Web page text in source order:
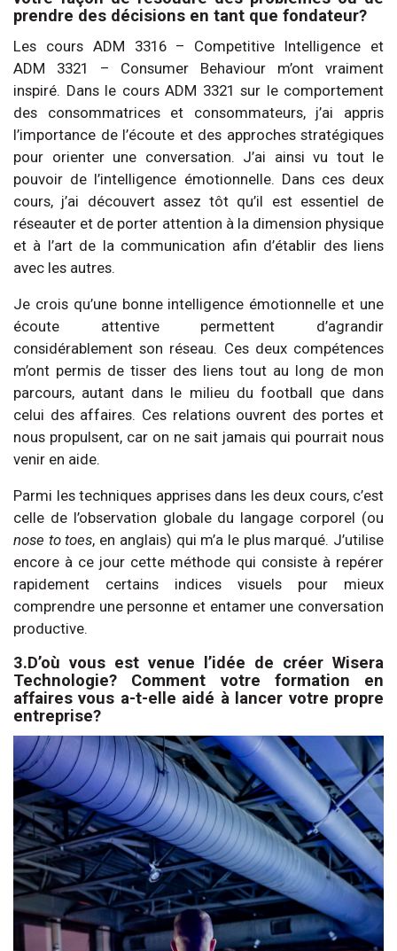
prendre des décisions en tant que fondateur?
Les cours ADM 3316 – Competitive Intelligence et
ADM 3321 – Consumer Behaviour m’ont vraiment
inspiré. Dans le cours ADM 3321 sur le comportement
des consommatrices et consommateurs, j’ai appris
l’importance de l’écoute et des approches stratégiques
pour orienter une conversation. J’ai ainsi vu tout le
pouvoir de l’intelligence émotionnelle. Dans ces deux
cours, j’ai découvert assez tôt qu’il est essentiel de
réseauter et de porter attention à la dimension physique
et à l’art de la communication afin d’établir des liens
avec les autres.
Je crois qu’une bonne intelligence émotionnelle et une
écoute attentive permettent d’agrandir
considérablement son réseau. Ces deux compétences
m’ont permis de tisser des liens tout au long de mon
parcours, autant dans le milieu du football que dans
celui des affaires. Ces relations ouvrent des portes et
nous propulsent, car on ne sait jamais qui pourrait nous
venir en aide.
Parmi les techniques apprises dans les deux cours, c’est
celle de l’observation globale du langage corporel (ou
nose to toes, en anglais) qui m’a le plus marqué. J’utilise
encore à ce jour cette méthode qui consiste à repérer
rapidement certains indices visuels pour mieux
comprendre une personne et entamer une conversation
productive.
3.D’où vous est venue l’idée de créer Wisera
Technologie? Comment votre formation en
affaires vous a-t-elle aidé à lancer votre propre
entreprise?